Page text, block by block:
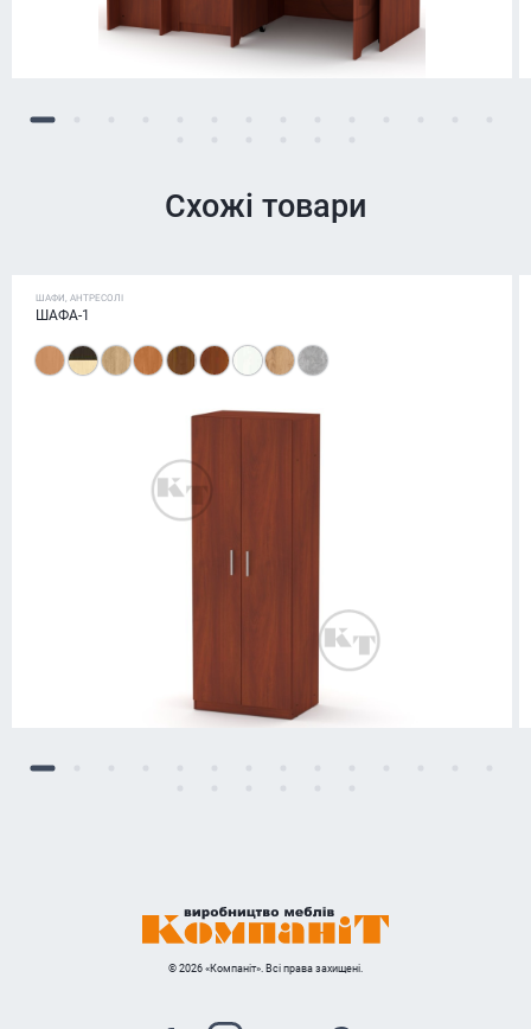
Схожі товари
ШАФИ, АНТРЕСОЛІ
ШАФА-1
© 2026 «Компаніт». Всі права захищені.